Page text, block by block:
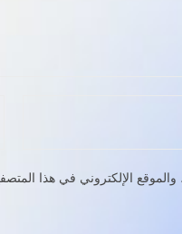
الإلكتروني في هذا